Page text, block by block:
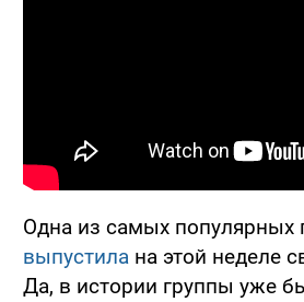
Одна из самых популярных
выпустила на этой неделе
Да, в истории группы уже